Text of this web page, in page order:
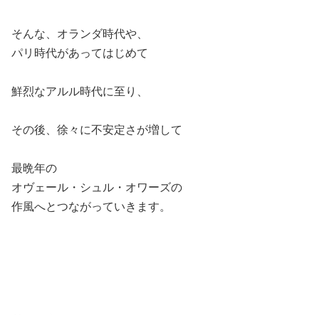
そんな、オランダ時代や、
パリ時代があってはじめて
鮮烈なアルル時代に至り、
その後、徐々に不安定さが増して
最晩年の
オヴェール・シュル・オワーズの
作風へとつながっていきます。